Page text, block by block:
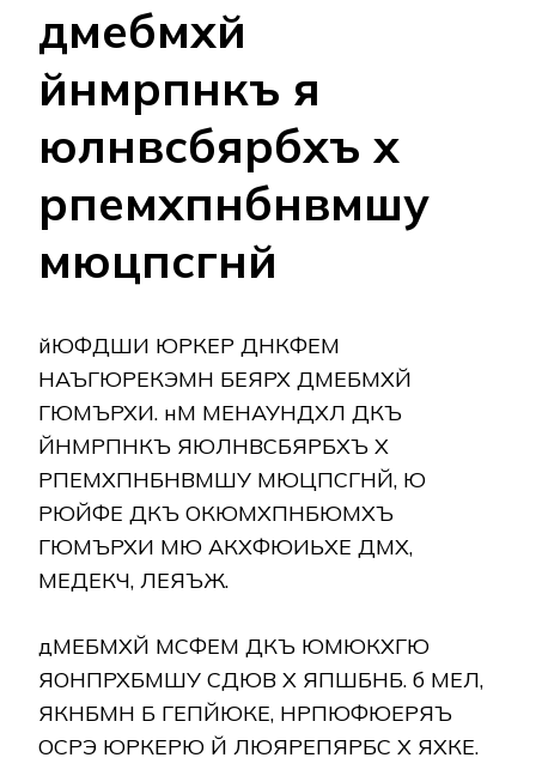
дмебмхй
йнмрпнкъ я
юлнвсбярбхъ х
рпемхпнбнвмшу
мюцпсгнй
йЮФДШИ ЮРКЕР ДНКФЕМ
НАЪГЮРЕКЭМН БЕЯРХ ДМЕБМХЙ
ГЮМЪРХИ. нМ МЕНАУНДХЛ ДКЪ
ЙНМРПНКЪ ЯЮЛНВСБЯРБХЪ Х
РПЕМХПНБНВМШУ МЮЦПСГНЙ, Ю
РЮЙФЕ ДКЪ ОКЮМХПНБЮМХЪ
ГЮМЪРХИ МЮ АКХФЮИЬХЕ ДМХ,
МЕДЕКЧ, ЛЕЯЪЖ.
дМЕБМХЙ МСФЕМ ДКЪ ЮМЮКХГЮ
ЯОНПРХБМШУ СДЮВ Х ЯПШБНБ. б МЕЛ,
ЯКНБМН Б ГЕПЙЮКЕ, НРПЮФЮЕРЯЪ
ОСРЭ ЮРКЕРЮ Й ЛЮЯРЕПЯРБС Х ЯХКЕ.